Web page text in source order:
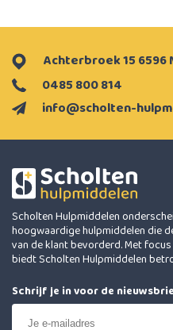
info@scholten-
0485 800 814
Achterbroek 15 6596
Scholten Hulpmiddelen
hoogwaardige hulpmiddelen die
van de klant bevorderd. Met
biedt Scholten Hulpmiddelen
Schrijf je in voor de